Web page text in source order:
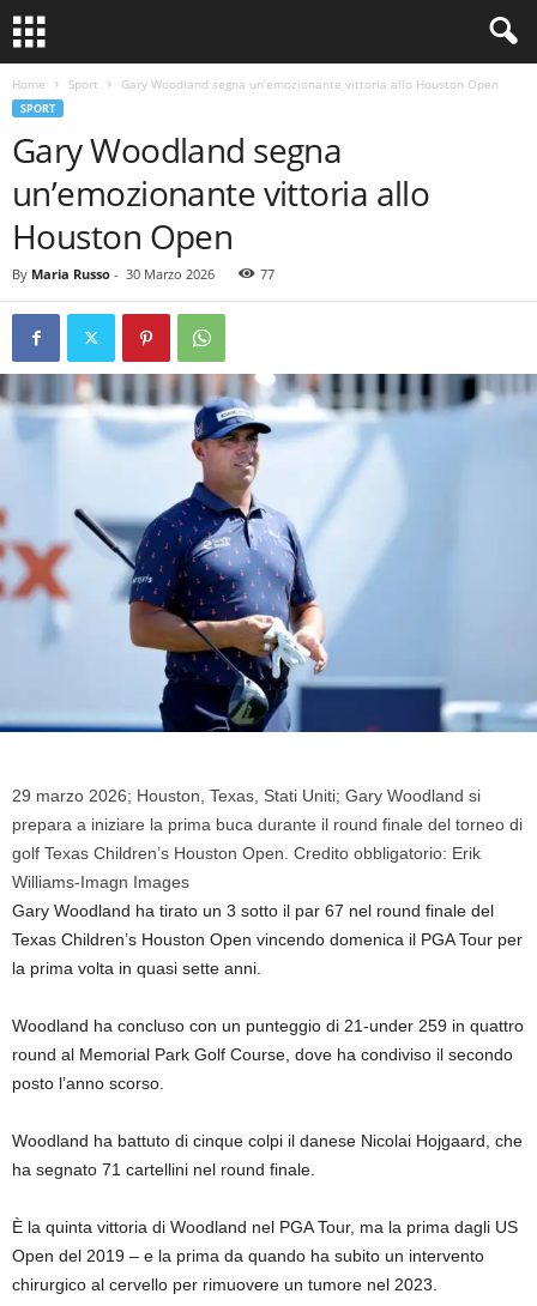
Home Sport Gary Woodland segna un’emozionante vittoria allo Houston Open
SPORT
Gary Woodland segna
un’emozionante vittoria allo
Houston Open
By Maria Russo - 30 Marzo 2026 77
29 marzo 2026; Houston, Texas, Stati Uniti; Gary Woodland si
prepara a iniziare la prima buca durante il round finale del torneo di
golf Texas Children’s Houston Open. Credito obbligatorio: Erik
Williams-Imagn Images
Gary Woodland ha tirato un 3 sotto il par 67 nel round finale del
Texas Children’s Houston Open vincendo domenica il PGA Tour per
la prima volta in quasi sette anni.
Woodland ha concluso con un punteggio di 21-under 259 in quattro
round al Memorial Park Golf Course, dove ha condiviso il secondo
posto l’anno scorso.
Woodland ha battuto di cinque colpi il danese Nicolai Hojgaard, che
ha segnato 71 cartellini nel round finale.
È la quinta vittoria di Woodland nel PGA Tour, ma la prima dagli US
Open del 2019 – e la prima da quando ha subito un intervento
chirurgico al cervello per rimuovere un tumore nel 2023.